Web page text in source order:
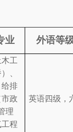
业 外语等
木工
给排
政
理
工程
英语四级，